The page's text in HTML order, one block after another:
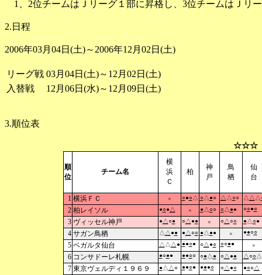
1、2位チームはＪリーグ１部に昇格し、3位チームはＪリ
2.日程
2006年03月04日(土)～2006年12月02日(土)
リーグ戦 03月04日(土)～12月02日(土)
入替戦
12月06日(水)～12月09日(土)
3.順位表
☆☆☆
順
位
チーム名
横
浜
Ｃ
柏
神
戸
鳥
栖
仙
台
1 横浜ＦＣ × ○●○△ ○△ ●○ △ △○○ △ △ △
2 柏レイソル ●○●△ × ●△○○ ○△ ●● ○○●○
3 ヴィッセル神戸 ●△○● ○△ ●● × ○△○○ ●△○●
4 サガン鳥栖 △ △ ●● ● △ ○○ ● △ ●● × ●●○○
5 ベガルタ仙台 △ △ △ ● ●●○● ○△ ●○ ○○●● ×
6 コンサドーレ札幌 ●○●● ●●○○ ○● △ ● ○△ ●● △ ○○△
7 東京ヴェルディ１９６９ ●△ △○ ●●○● ●●●○ ○△ ●○ ●○○△